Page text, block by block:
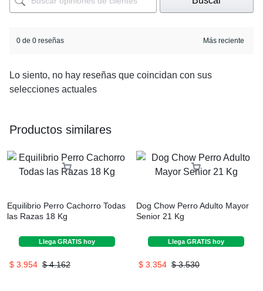
0 de 0 reseñas
Lo siento, no hay reseñas que coincidan con sus
selecciones actuales
Productos similares
Equilibrio Perro Cachorro Todas
las Razas 18 Kg
Llega GRATIS hoy
$4.162
$ 3.954
Dog Chow Perro Adulto Mayor
Senior 21 Kg
Llega GRATIS hoy
$3.530
$ 3.354